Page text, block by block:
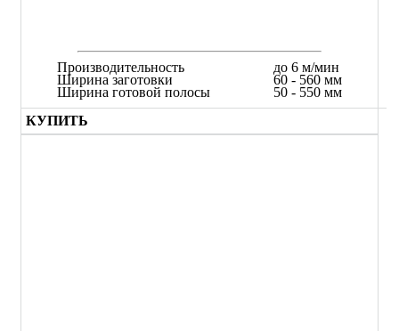
Производительность
Ширина заготовки
Ширина готовой полосы
до 6 м/мин
60 - 560 мм
50 - 550 мм
КУПИТЬ